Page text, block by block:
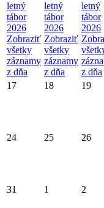
letný
tábor
2026
Zobraziť
všetky
záznamy
z dňa
letný
tábor
2026
Zobraziť
všetky
záznamy
z dňa
letný
tábor
2026
z dňa
17 18 19
24 25 26
31 1 2